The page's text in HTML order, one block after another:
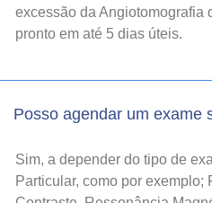
excessão da Angiotomografia
pronto em até 5 dias úteis.
Posso agendar um exame
Sim, a depender do tipo de
Particular, como por